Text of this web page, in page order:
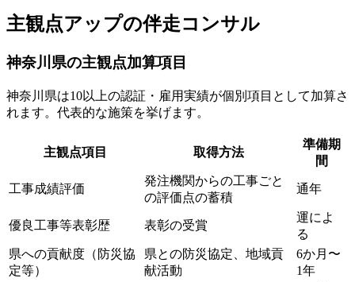
主観点アップの伴走コンサル
神奈川県の主観点加算項目
神奈川県は10以上の認証・雇用実績が個別項目として加算さ
れます。代表的な施策を挙げます。
主観点項目 取得方法
準備期
間
工事成績評価
発注機関からの工事ごと
の評価点の蓄積
通年
優良工事等表彰歴 表彰の受賞
運によ
る
県への貢献度（防災協
定等）
県との防災協定、地域貢
献活動
6か月〜
1年